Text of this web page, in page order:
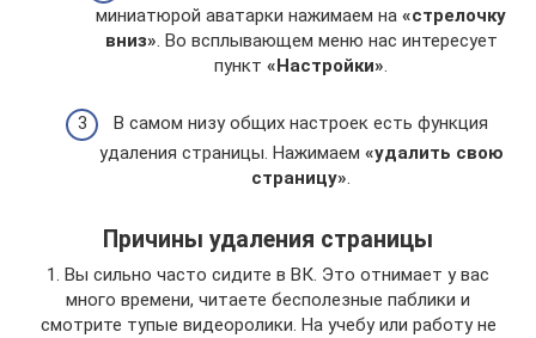
миниатюрой аватарки нажимаем на «стрелочку
вниз». Во всплывающем меню нас интересует
пункт «Настройки».
В самом низу общих настроек есть функция
удаления страницы. Нажимаем «удалить свою
страницу».
Причины удаления страницы
1. Вы сильно часто сидите в ВК. Это отнимает у вас
много времени, читаете бесполезные паблики и
смотрите тупые видеоролики. На учебу или работу не